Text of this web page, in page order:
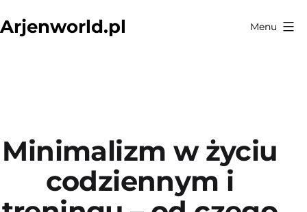
do
Arjenworld.pl Menu
Minimalizm w życiu
codziennym i